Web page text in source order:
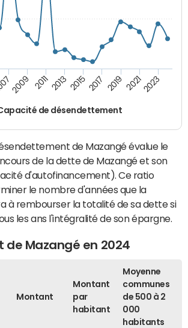
de désendettement
2009 2011 2013 2015 2017 2019 20212023
de Mazangé évalue le
de la dette de Mazangé et son
d'autofinancement). Ce ratio
le nombre d'années que la
à rembourser la totalité de sa dette si
les ans l'intégralité de son épargne.
de Mazangé en 2024
Montant
Montant
par
habitant
Moyenne
communes
de 500 à 2
000
habitants